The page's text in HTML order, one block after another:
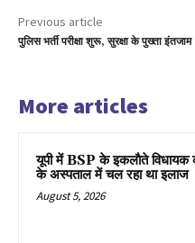
Previous article
पुलिस भर्ती परीक्षा शुरू, सुरक्षा के पुख्ता इंतजाम
More articles
यूपी में BSP के इकलाैते विधायक
के अस्पताल में चल रहा था इलाज
August 5, 2026